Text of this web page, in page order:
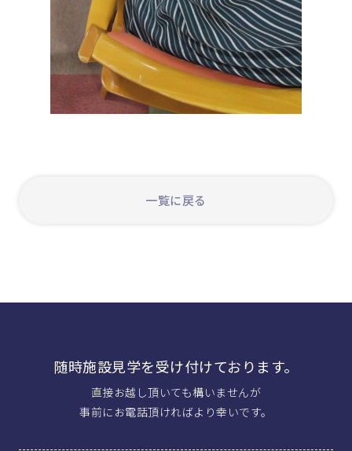
一覧に戻る
随時施設見学を受け付けております。
直接お越し頂いても構いませんが
事前にお電話頂ければより幸いです。